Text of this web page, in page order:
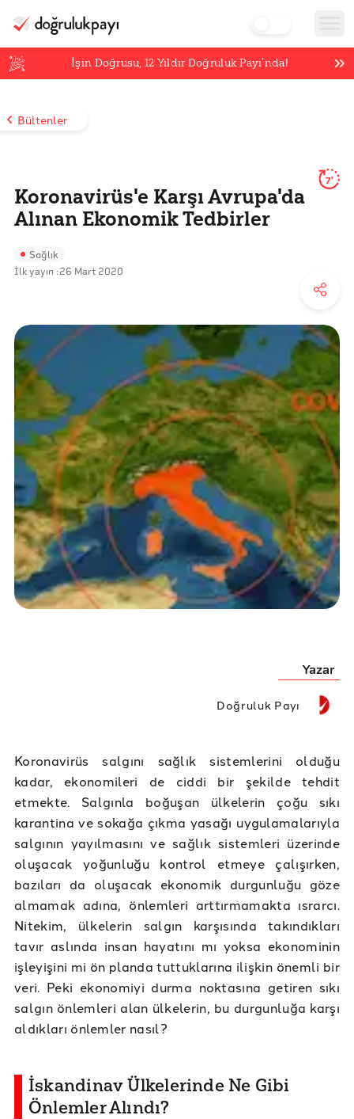
İşin Doğrusu,12 Yıldır Doğruluk Payı’nda!
Bültenler
Koronavirüs'e Karşı Avrupa'da
Alınan Ekonomik Tedbirler
7'
Sağlık
İlk yayın :26 Mart 2020
Yazar
Doğruluk Payı
Koronavirüs salgını sağlık sistemlerini olduğu
kadar, ekonomileri de ciddi bir şekilde tehdit
etmekte. Salgınla boğuşan ülkelerin çoğu sıkı
karantina ve sokağa çıkma yasağı uygulamalarıyla
salgının yayılmasını ve sağlık sistemleri üzerinde
oluşacak yoğunluğu kontrol etmeye çalışırken,
bazıları da oluşacak ekonomik durgunluğu göze
almamak adına, önlemleri arttırmamakta ısrarcı.
Nitekim, ülkelerin salgın karşısında takındıkları
tavır aslında insan hayatını mı yoksa ekonominin
işleyişini mi ön planda tuttuklarına ilişkin önemli bir
veri. Peki ekonomiyi durma noktasına getiren sıkı
salgın önlemleri alan ülkelerin, bu durgunluğa karşı
aldıkları önlemler nasıl?
İskandinav Ülkelerinde Ne Gibi
Önlemler Alındı?